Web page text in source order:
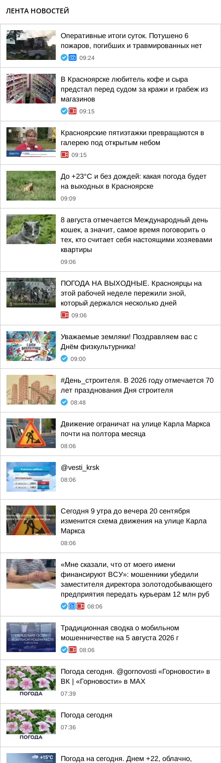
ЛЕНТА НОВОСТЕЙ
Оперативные итоги суток. Потушено 6
пожаров, погибших и травмированных нет
09:24
В Красноярске любитель кофе и сыра
предстал перед судом за кражи и грабеж из
магазинов
09:15
Красноярские пятиэтажки превращаются в
галерею под открытым небом
09:15
До +23°C и без дождей: какая погода будет
на выходных в Красноярске
09:09
8 августа отмечается Международный день
кошек, а значит, самое время поговорить о
тех, кто считает себя настоящими хозяевами
квартиры
09:06
ПОГОДА НА ВЫХОДНЫЕ. Красноярцы на
этой рабочей неделе пережили зной,
который держался несколько дней
09:06
Уважаемые земляки! Поздравляем вас с
Днём физкультурника!
09:00
#День_строителя. В 2026 году отмечается 70
лет празднования Дня строителя
08:48
Движение ограничат на улице Карла Маркса
почти на полтора месяца
08:06
@vesti_krsk
08:06
Сегодня 9 утра до вечера 20 сентября
изменится схема движения на улице Карла
Маркса
08:06
«Мне сказали, что от моего имени
финансируют ВСУ»: мошенники убедили
заместителя директора золотодобывающего
предприятия передать курьерам 12 млн руб
08:06
Традиционная сводка о мобильном
мошенничестве на 5 августа 2026 г
08:06
Погода сегодня. @gornovosti «Горновости» в
ВК | «Горновости» в МАХ
07:39
Погода сегодня
07:36
Погода на сегодня. Днем +22, облачно,